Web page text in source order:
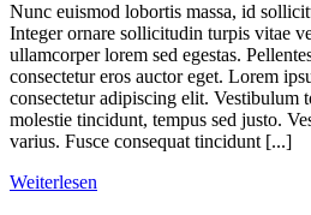
Nunc euismod lobortis massa, id
Integer ornare sollicitudin turpis vitae
ullamcorper lorem sed egestas.
consectetur eros auctor eget. Lorem
consectetur adipiscing elit. Vestibulum
molestie tincidunt, tempus sed justo.
varius. Fusce consequat tincidunt [...]
Weiterlesen